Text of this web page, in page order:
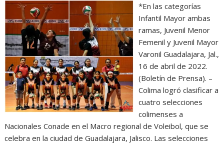
*En las categorías
Infantil Mayor ambas
ramas, Juvenil Menor
Femenil y Juvenil Mayor
Varonil Guadalajara, Jal.,
16 de abril de 2022.
(Boletín de Prensa). –
Colima logró clasificar a
cuatro selecciones
colimenses a
Nacionales Conade en el Macro regional de Voleibol, que se
celebra en la ciudad de Guadalajara, Jalisco. Las selecciones